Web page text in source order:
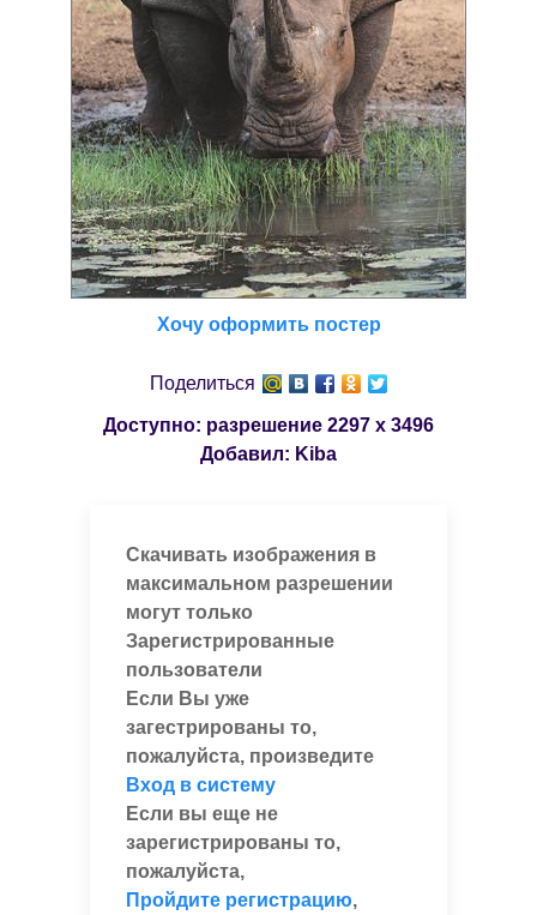
Хочу оформить постер
Поделиться
Доступно: разрешение 2297 x 3496
Добавил: Kiba
Скачивать изображения в
максимальном разрешении
могут только
Зарегистрированные
пользователи
Если Вы уже
загестрированы то,
пожалуйста, произведите
Вход в систему
Если вы еще не
зарегистрированы то,
пожалуйста,
Пройдите регистрацию,